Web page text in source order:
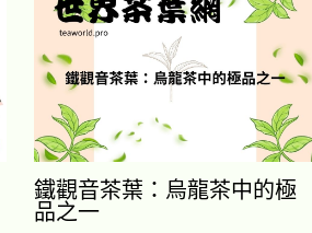
鐵觀音茶葉：烏龍茶中的極
品之一